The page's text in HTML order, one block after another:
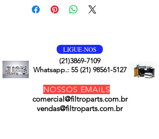
LIGUE-NOS
(21)3869-7109
Whatsapp.: 55 (21) 98561-5127
NOSSOS EMAILS
comercial@filtroparts.com.br
vendas@filtroparts.com.br